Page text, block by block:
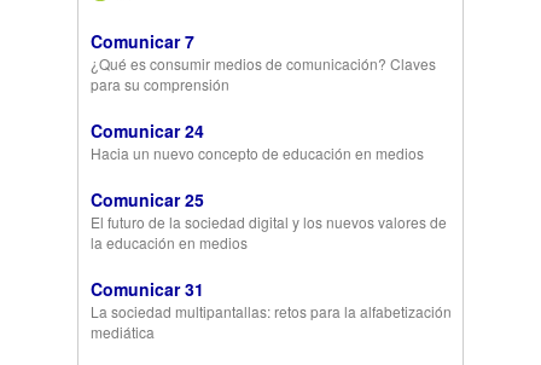
Comunicar 7
¿Qué es consumir medios de comunicación? Claves
para su comprensión
Comunicar 24
Hacia un nuevo concepto de educación en medios
Comunicar 25
El futuro de la sociedad digital y los nuevos valores de
la educación en medios
Comunicar 31
La sociedad multipantallas: retos para la alfabetización
mediática